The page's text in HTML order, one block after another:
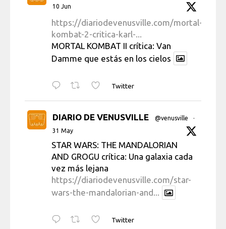
10 Jun
https://diariodevenusville.com/mortal-
kombat-2-critica-karl-...
MORTAL KOMBAT II crítica: Van
Damme que estás en los cielos
Twitter
DIARIO DE VENUSVILLE @venusville
·
31 May
STAR WARS: THE MANDALORIAN
AND GROGU crítica: Una galaxia cada
vez más lejana
https://diariodevenusville.com/star-
wars-the-mandalorian-and...
Twitter